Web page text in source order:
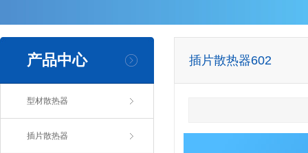
产品中心
型材散热器
插片散热器
插片散热器602